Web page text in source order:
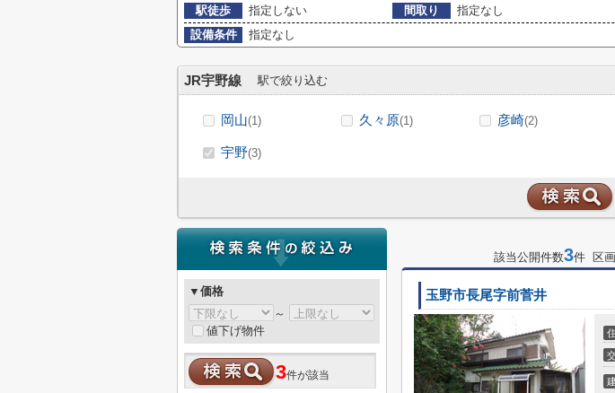
駅徒歩
指定しない 間取り
指定なし
設備条件
指定なし
JR宇野線 駅で絞り込む
岡山(1) 久々原(1) 彦崎(2)
宇野(3)
該当公開件数3件 区
玉野市長尾字前菅井
▼価格
～
値下げ物件
3件が該当